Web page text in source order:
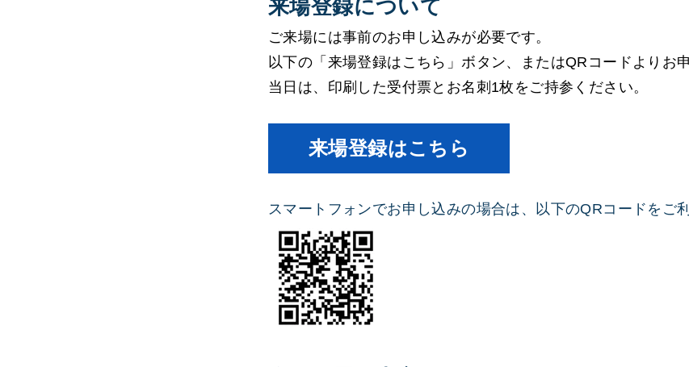
来場登録について
ご来場には事前のお申し込みが必要です。
以下の「来場登録はこちら」ボタン、またはQRコードよりお
当日は、印刷した受付票とお名刺1枚をご持参ください。
来場登録はこちら
スマートフォンでお申し込みの場合は、以下のQRコードをご